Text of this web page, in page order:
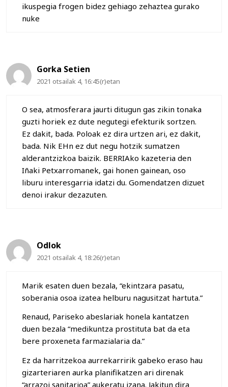
ikuspegia frogen bidez gehiago zehaztea gurako
nuke
Gorka Setien
2021 otsailak 4, 16:45(r)etan
O sea, atmosferara jaurti ditugun gas zikin tonaka
guzti horiek ez dute negutegi efekturik sortzen.
Ez dakit, bada. Poloak ez dira urtzen ari, ez dakit,
bada. Nik EHn ez dut negu hotzik sumatzen
alderantzizkoa baizik. BERRIAko kazeteria den
Iñaki Petxarromanek, gai honen gainean, oso
liburu interesgarria idatzi du. Gomendatzen dizuet
denoi irakur dezazuten.
Odlok
2021 otsailak 4, 18:26(r)etan
Marik esaten duen bezala, “ekintzara pasatu,
soberania osoa izatea helburu nagusitzat hartuta.”
Renaud, Pariseko abeslariak honela kantatzen
duen bezala “medikuntza prostituta bat da eta
bere proxeneta farmazialaria da.”
Ez da harritzekoa aurrekarririk gabeko eraso hau
gizarteriaren aurka planifikatzen ari direnak
“arrazoi sanitarioa” aukeratu izana. Jakitun dira